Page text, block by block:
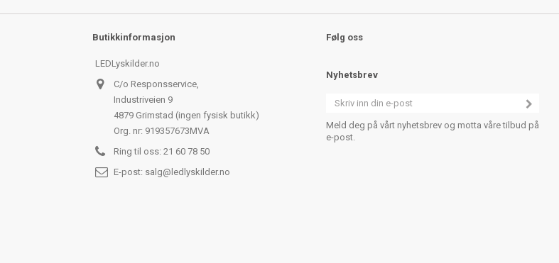
Butikkinformasjon
LEDLyskilder.no
C/o Responsservice,
Industriveien 9
4879 Grimstad (ingen fysisk butikk)
Org. nr: 919357673MVA
Ring til oss: 21 60 78 50
E-post: salg@ledlyskilder.no
Følg oss
Nyhetsbrev
Meld deg på vårt nyhetsbrev og motta våre tilbud på
e-post.